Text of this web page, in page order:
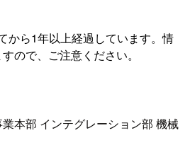
から1年以上経過しています。情
ので、ご注意ください。
本部 インテグレーション部 機械